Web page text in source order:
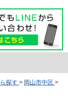
探す > 岡山市中区 >